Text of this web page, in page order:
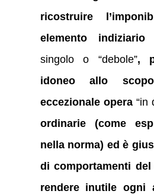
ricostruire
elemento indiziario
singolo o “debole”,
idoneo allo
eccezionale opera“in
ordinarie (come
nella norma) ed è
di comportamenti
rendere inutile ogni